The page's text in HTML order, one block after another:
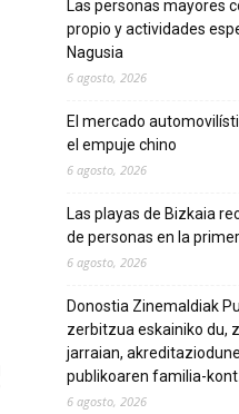
Las personas mayores
propio y actividades
Nagusia
6 agosto, 2026
El mercado
el empuje chino
6 agosto, 2026
Las playas de Bizkaia
de personas en la
6 agosto, 2026
Donostia Zinemaldiak
zerbitzua eskainiko du,
jarraian,
publikoaren familia-
6 agosto, 2026